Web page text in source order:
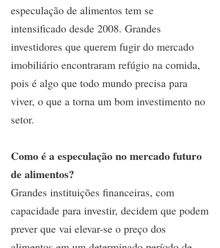
especulação de alimentos tem se
intensificado desde 2008. Grandes
investidores que querem fugir do mercado
imobiliário encontraram refúgio na comida,
pois é algo que todo mundo precisa para
viver, o que a torna um bom investimento no
setor.
Como é a especulação no mercado futuro
de alimentos?
Grandes instituições financeiras, com
capacidade para investir, decidem que podem
prever que vai elevar-se o preço dos